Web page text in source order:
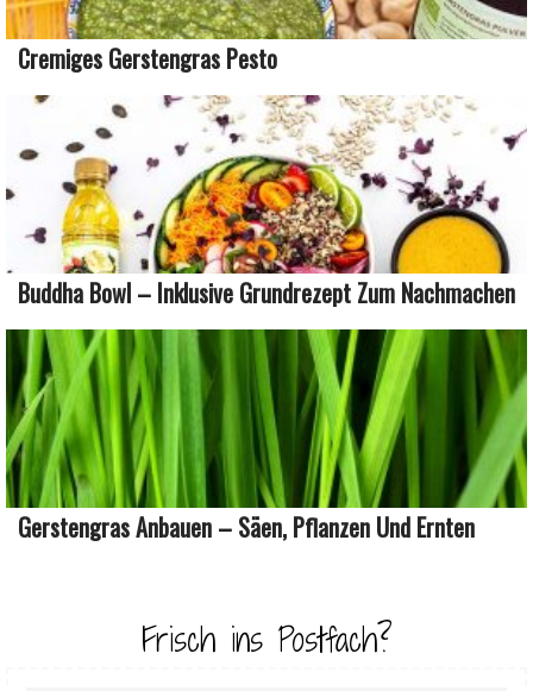
Cremiges Gerstengras Pesto
Buddha Bowl – Inklusive Grundrezept Zum Nachmachen
Gerstengras Anbauen – Säen, Pflanzen Und Ernten
Frisch ins Postfach?